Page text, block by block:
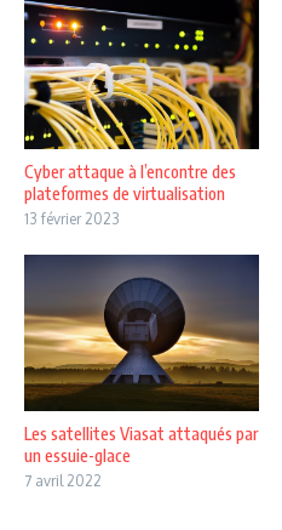
Cyber attaque à l’encontre des
plateformes de virtualisation
13 février 2023
Les satellites Viasat attaqués par
un essuie-glace
7 avril 2022